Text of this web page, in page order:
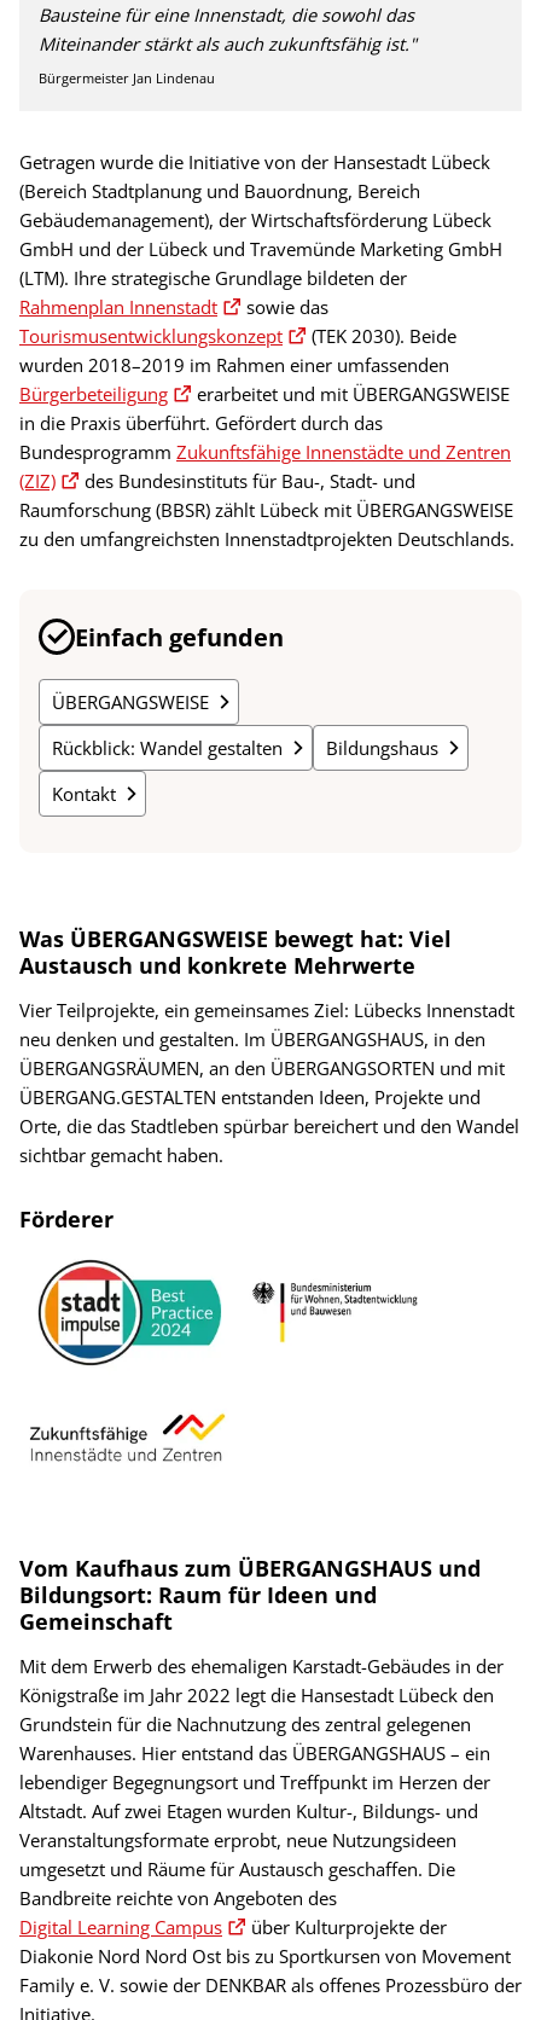
Bausteine für eine Innenstadt, die sowohl das
Miteinander stärkt als auch zukunftsfähig ist."
Bürgermeister Jan Lindenau
Getragen wurde die Initiative von der Hansestadt Lübeck
(Bereich Stadtplanung und Bauordnung, Bereich
Gebäudemanagement), der Wirtschaftsförderung Lübeck
GmbH und der Lübeck und Travemünde Marketing GmbH
(LTM). Ihre strategische Grundlage bildeten der
Rahmenplan Innenstadt
sowie das
Tourismusentwicklungskonzept
(TEK 2030). Beide
wurden 2018–2019 im Rahmen einer umfassenden
Bürgerbeteiligung
erarbeitet und mit ÜBERGANGSWEISE
in die Praxis überführt. Gefördert durch das
Bundesprogramm Zukunftsfähige Innenstädte und Zentren
(ZIZ)
des Bundesinstituts für Bau-, Stadt- und
Raumforschung (BBSR) zählt Lübeck mit ÜBERGANGSWEISE
zu den umfangreichsten Innenstadtprojekten Deutschlands.
Einfach gefunden
ÜBERGANGSWEISE
Rückblick: Wandel gestalten
Bildungshaus
Kontakt
Was ÜBERGANGSWEISE bewegt hat: Viel
Austausch und konkrete Mehrwerte
Vier Teilprojekte, ein gemeinsames Ziel: Lübecks Innenstadt
neu denken und gestalten. Im ÜBERGANGSHAUS, in den
ÜBERGANGSRÄUMEN, an den ÜBERGANGSORTEN und mit
ÜBERGANG.GESTALTEN entstanden Ideen, Projekte und
Orte, die das Stadtleben spürbar bereichert und den Wandel
sichtbar gemacht haben.
Förderer
Vom Kaufhaus zum ÜBERGANGSHAUS und
Bildungsort: Raum für Ideen und
Gemeinschaft
Mit dem Erwerb des ehemaligen Karstadt-Gebäudes in der
Königstraße im Jahr 2022 legt die Hansestadt Lübeck den
Grundstein für die Nachnutzung des zentral gelegenen
Warenhauses. Hier entstand das ÜBERGANGSHAUS – ein
lebendiger Begegnungsort und Treffpunkt im Herzen der
Altstadt. Auf zwei Etagen wurden Kultur-, Bildungs- und
Veranstaltungsformate erprobt, neue Nutzungsideen
umgesetzt und Räume für Austausch geschaffen. Die
Bandbreite reichte von Angeboten des
Digital Learning Campus
über Kulturprojekte der
Diakonie Nord Nord Ost bis zu Sportkursen von Movement
Family e. V. sowie der DENKBAR als offenes Prozessbüro der
Initiative.